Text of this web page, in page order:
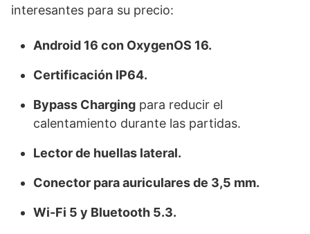
interesantes para su precio:
Android 16 con OxygenOS 16.
Certificación IP64.
Bypass Charging para reducir el
calentamiento durante las partidas.
Lector de huellas lateral.
Conector para auriculares de 3,5 mm.
Wi-Fi 5 y Bluetooth 5.3.